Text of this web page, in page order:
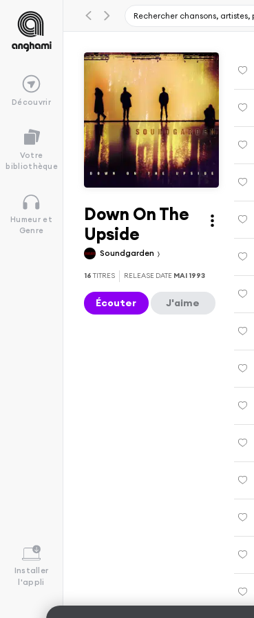
Découvrir
Votre
bibliothèque
Humeur et
Genre
Installer
l'appli
Down On The
Upside
Soundgarden
16TITRES RELEASE DATE MAI 1993
Écouter J'aime